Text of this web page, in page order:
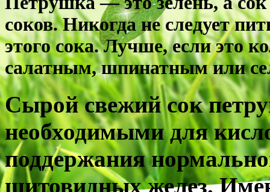
соков. Никогда не следует
этого сока. Лучше, если это
салатным, шпинатным или
Сырой свежий сок
необходимыми для
поддержания
щитовидных желез.